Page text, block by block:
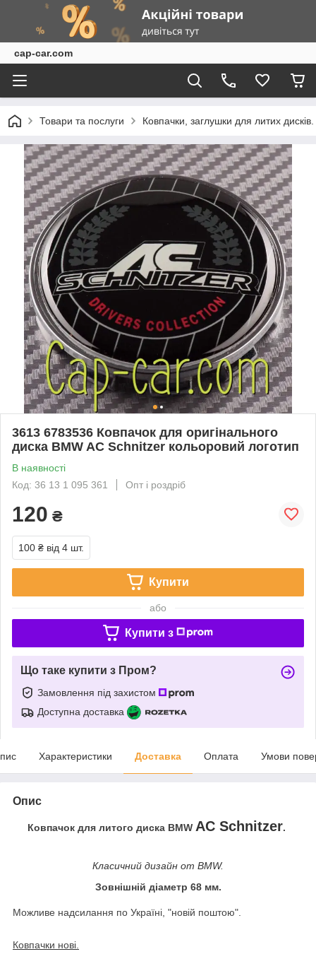
cap-car.com
Товари та послуги Ковпачки, заглушки для литих дисків.
3613 6783536 Ковпачок для оригінального
диска BMW AC Schnitzer кольоровий логотип
В наявності
Код: 36 13 1 095 361
Опт і роздріб
120 ₴
100 ₴ від 4 шт.
Купити
або
Купити з
Що таке купити з Пром?
Замовлення під захистом
Доступна доставка
Характеристики Доставка Оплата Умови
Опис
Ковпачок для литого диска BMW AC Schnitzer.
Класичний дизайн от BMW.
Зовнішній діаметр 68 мм.
Можливе надсилання по Україні, "новій поштою".
Ковпачки нові.